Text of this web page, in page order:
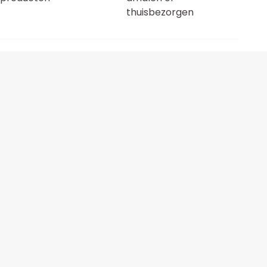
thuisbezorgen